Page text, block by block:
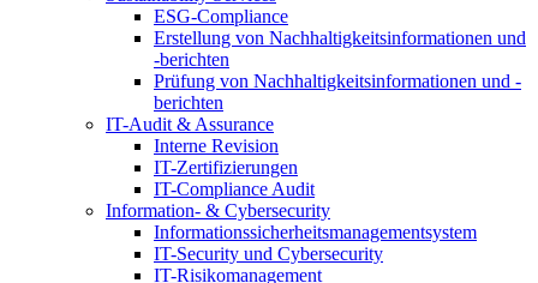
ESG-Compliance
Erstellung von Nachhaltigkeitsinformationen und
-berichten
Prüfung von Nachhaltigkeitsinformationen und -
berichten
IT-Audit & Assurance
Interne Revision
IT-Zertifizierungen
IT-Compliance Audit
Information- & Cybersecurity
Informationssicherheitsmanagementsystem
IT-Security und Cybersecurity
IT-Risikomanagement